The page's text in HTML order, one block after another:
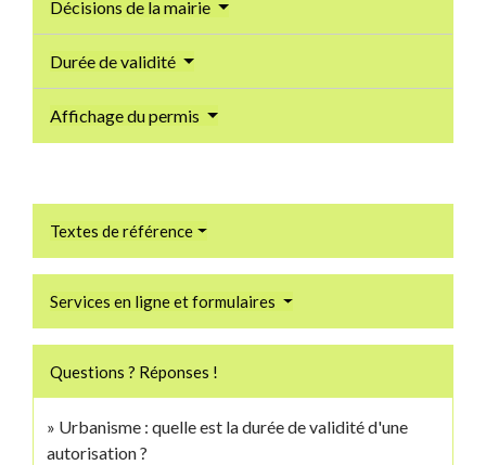
Décisions de la mairie
Durée de validité
Affichage du permis
Textes de référence
Services en ligne et formulaires
Questions ? Réponses !
Urbanisme : quelle est la durée de validité d'une
autorisation ?